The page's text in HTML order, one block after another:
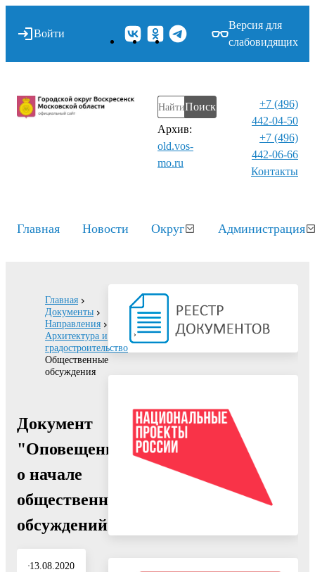
Войти
Версия для
слабовидящих
Поиск
Архив:
old.vos-
mo.ru
+7 (496)
442-04-50
+7 (496)
442-06-66
Контакты⁠
Главная Новости Округ Администрация
Главная
Документы
Направления
Архитектура и
градостроительство
Общественные
обсуждения
Документ
"Оповещение
о начале
общественных
обсуждений"
13.08.2020